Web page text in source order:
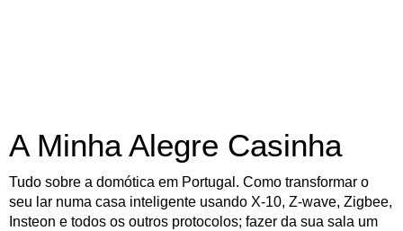
A Minha Alegre Casinha
Tudo sobre a domótica em Portugal. Como transformar o
seu lar numa casa inteligente usando X-10, Z-wave, Zigbee,
Insteon e todos os outros protocolos; fazer da sua sala um